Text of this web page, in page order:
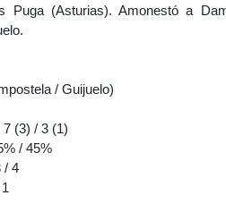
Puga (Asturias). Amonestó a
/ Guijuelo)
(3) / 3 (1)
/ 45%
/ 4